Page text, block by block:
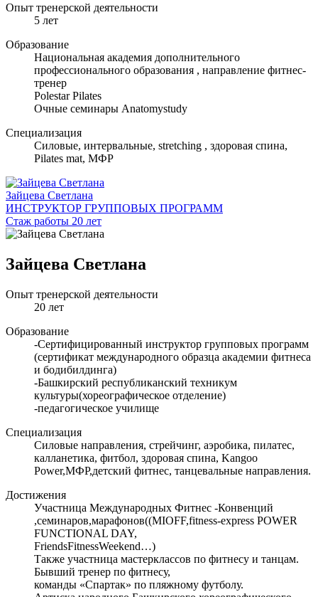
Опыт тренерской деятельности
5 лет
Образование
Национальная академия дополнительного
профессионального образования , направление фитнес-
тренер
Polestar Pilates
Очные семинары Anatomystudy
Специализация
Cиловые, интервальные, stretching , здоровая спина,
Pilates mat, МФР
Зайцева Светлана
ИНСТРУКТОР ГРУППОВЫХ ПРОГРАММ
Стаж работы 20 лет
Зайцева Светлана
Опыт тренерской деятельности
20 лет
Образование
-Сертифицированный инструктор групповых программ
(сертификат международного образца академии фитнеса
и бодибилдинга)
-Башкирский республиканский техникум
культуры(хореографическое отделение)
-педагогическое училище
Специализация
Силовые направления, стрейчинг, аэробика, пилатес,
калланетика, фитбол, здоровая спина, Kangoo
Power,МФР,детский фитнес, танцевальные направления.
Достижения
Участница Международных Фитнес -Конвенций
,семинаров,марафонов((MIOFF,fitness-express POWER
FUNCTIONAL DAY,
FriendsFitnessWeekend…)
Также участница мастерклассов по фитнесу и танцам.
Бывший тренер по фитнесу,
команды «Спартак» по пляжному футболу.